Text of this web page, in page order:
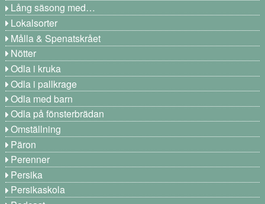
Lång säsong med…
Lokalsorter
Målla & Spenatskrået
Nötter
Odla i kruka
Odla i pallkrage
Odla med barn
Odla på fönsterbrädan
Omställning
Päron
Perenner
Persika
Persikaskola